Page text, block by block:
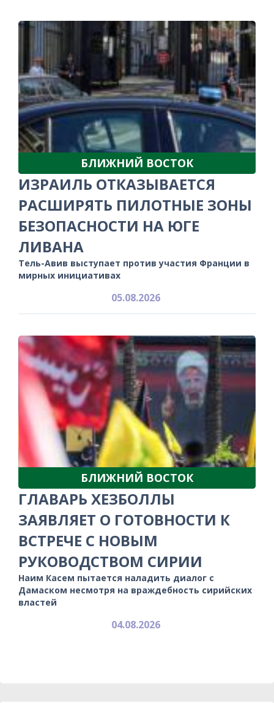
БЛИЖНИЙ ВОСТОК
ИЗРАИЛЬ ОТКАЗЫВАЕТСЯ
РАСШИРЯТЬ ПИЛОТНЫЕ ЗОНЫ
БЕЗОПАСНОСТИ НА ЮГЕ
ЛИВАНА
Тель-Авив выступает против участия Франции в
мирных инициативах
05.08.2026
БЛИЖНИЙ ВОСТОК
ГЛАВАРЬ ХЕЗБОЛЛЫ
ЗАЯВЛЯЕТ О ГОТОВНОСТИ К
ВСТРЕЧЕ С НОВЫМ
РУКОВОДСТВОМ СИРИИ
Наим Касем пытается наладить диалог с
Дамаском несмотря на враждебность сирийских
властей
04.08.2026